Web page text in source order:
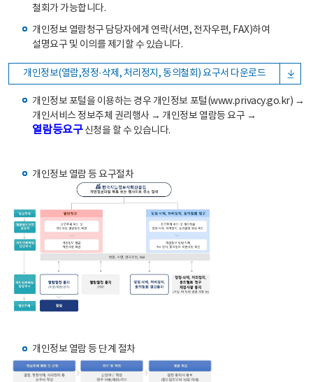
철회가 가능합니다.
개인정보 열람청구 담당자에게 연락(서면, 전자우편, FAX)하여
설명요구 및 이의를 제기할 수 있습니다.
개인정보(열람,정정·삭제, 처리정지, 동의철회) 요구서 다운로드
개인정보 포털을 이용하는 경우 개인정보 포털(www.privacy.go.kr) →
개인서비스 정보주체 권리행사 → 개인정보 열람등 요구 →
열람등요구신청을 할 수 있습니다.
개인정보 열람 등 요구절차
개인정보 열람 등 단계 절차